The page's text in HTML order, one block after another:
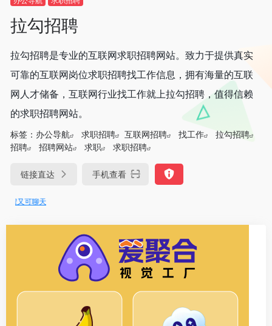
拉勾招聘
拉勾招聘是专业的互联网求职招聘网站。致力于提供真实
可靠的互联网岗位求职招聘找工作信息，拥有海量的互联
网人才储备，互联网行业找工作就上拉勾招聘，值得信赖
的求职招聘网站。
标签： 办公导航 求职招聘 互联网招聘 找工作
拉勾招聘
招聘
招聘网站 求职 求职招聘
链接直达 手机查看
可聊天